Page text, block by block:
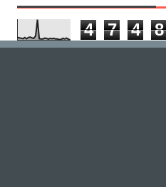
4 7 4 8